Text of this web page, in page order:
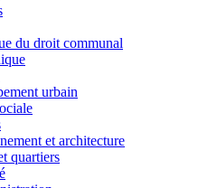
du droit communal
urbain
et architecture
quartiers